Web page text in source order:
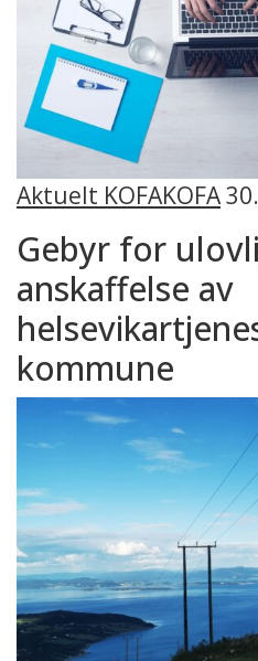
Aktuelt KOFAKOFA
Gebyr for
anskaffelse av
kommune